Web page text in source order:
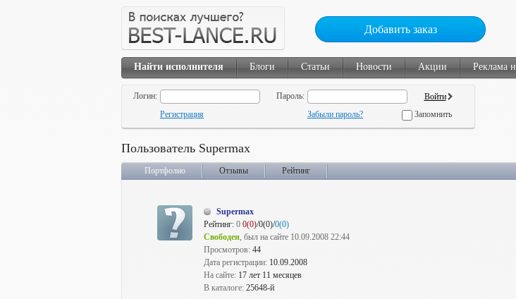
Добавить заказ
Найти исполнителя Блоги Статьи Новости Акции Реклама
Логин:
Пароль:
Регистрация
Забыли пароль? Запомнить
Пользователь Supermax
Портфолио Отзывы Рейтинг
Supermax
Рейтинг: 0 0(0)/0(0)/0(0)
Свободен, был на сайте 10.09.2008 22:44
Просмотров: 44
Дата регистрации: 10.09.2008
На сайте: 17 лет 11 месяцев
В каталоге: 25648-й